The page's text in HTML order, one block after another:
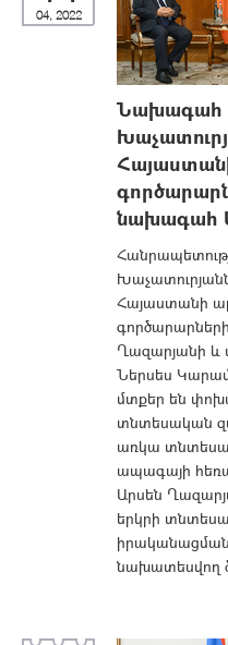
04, 2022
Նախագահ
նախագահ
Հայաստանի
Ղազարյանի և
Ներսես
մտքեր են
տնտեսական
առկա
ապագայի
Արսեն
երկրի
նախատեսվող